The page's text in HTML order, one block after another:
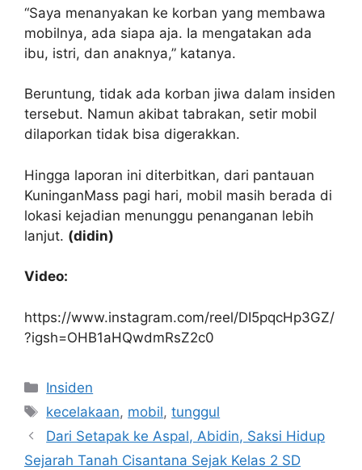
“Saya menanyakan ke korban yang membawa
mobilnya, ada siapa aja. Ia mengatakan ada
ibu, istri, dan anaknya,” katanya.
Beruntung, tidak ada korban jiwa dalam insiden
tersebut. Namun akibat tabrakan, setir mobil
dilaporkan tidak bisa digerakkan.
Hingga laporan ini diterbitkan, dari pantauan
KuninganMass pagi hari, mobil masih berada di
lokasi kejadian menunggu penanganan lebih
lanjut. (didin)
Video:
https://www.instagram.com/reel/DI5pqcHp3GZ/
?igsh=OHB1aHQwdmRsZ2c0
Kategori
Insiden
Tag
kecelakaan, mobil,tunggul
Dari Setapak ke Aspal, Abidin, Saksi Hidup
Sejarah Tanah Cisantana Sejak Kelas 2 SD